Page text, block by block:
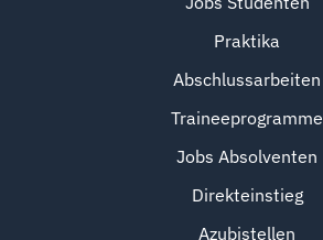
Praktika
Abschlussarbeiten
Traineeprogramme
Jobs Absolventen
Direkteinstieg
Azubistellen